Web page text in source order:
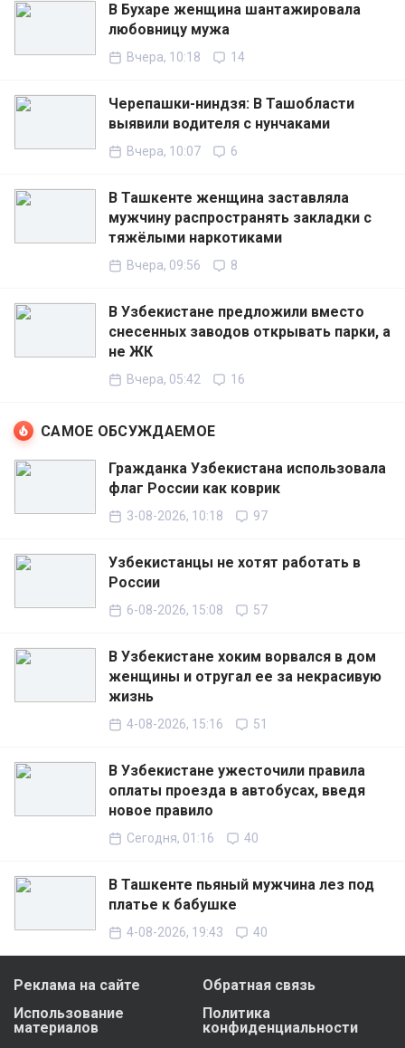
В Бухаре женщина шантажировала
любовницу мужа
Вчера, 10:18 14
Черепашки-ниндзя: В Ташобласти
выявили водителя с нунчаками
Вчера, 10:07 6
В Ташкенте женщина заставляла
мужчину распространять закладки с
тяжёлыми наркотиками
Вчера, 09:56 8
В Узбекистане предложили вместо
снесенных заводов открывать парки, а
не ЖК
Вчера, 05:42 16
САМОЕ ОБСУЖДАЕМОЕ
Гражданка Узбекистана использовала
флаг России как коврик
3-08-2026, 10:18 97
Узбекистанцы не хотят работать в
России
6-08-2026, 15:08 57
В Узбекистане хоким ворвался в дом
женщины и отругал ее за некрасивую
жизнь
4-08-2026, 15:16 51
В Узбекистане ужесточили правила
оплаты проезда в автобусах, введя
новое правило
Сегодня, 01:16 40
В Ташкенте пьяный мужчина лез под
платье к бабушке
4-08-2026, 19:43 40
Реклама на сайте
Обратная связь
Использование
материалов
Политика
конфиденциальности